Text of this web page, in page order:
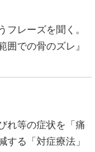
フレーズを聞く。
囲での骨のズレ』
れ等の症状を「痛
する「対症療法」